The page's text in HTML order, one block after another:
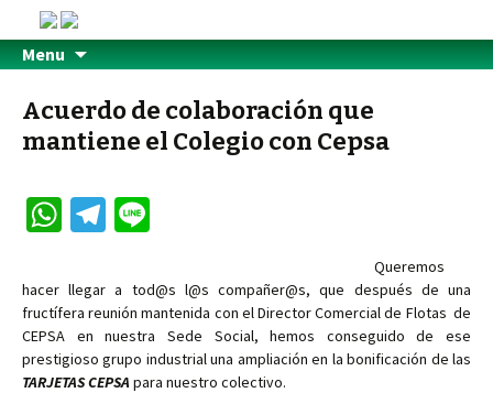
Menu
Acuerdo de colaboración que
mantiene el Colegio con Cepsa
W
at
sA
p
Te
gr
a
m
e
Queremos
hacer llegar a tod@s l@s compañer@s, que después de una
fructífera reunión mantenida con el Director Comercial de Flotas de
CEPSA en nuestra Sede Social, hemos conseguido de ese
prestigioso grupo industrial una ampliación en la bonificación de las
TARJETAS CEPSApara nuestro colectivo.